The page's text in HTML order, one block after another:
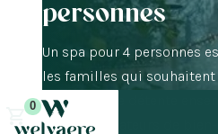
0
personnes
Un spa pour 4 personnes
les familles qui
moments de détente
pour les amateurs de bien-